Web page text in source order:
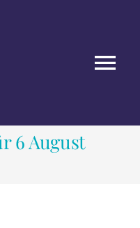
6 August